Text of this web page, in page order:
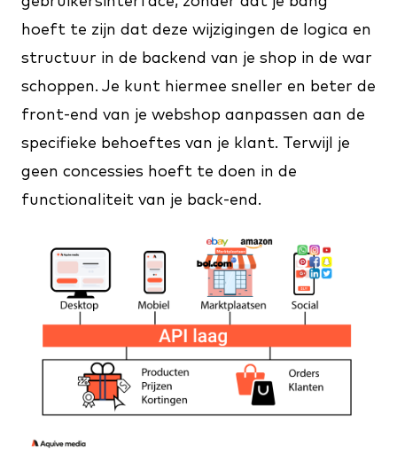
hoeft te zijn dat deze wijzigingen de logica en
structuur in de backend van je shop in de war
schoppen. Je kunt hiermee sneller en beter de
front-end van je webshop aanpassen aan de
specifieke behoeftes van je klant. Terwijl je
geen concessies hoeft te doen in de
functionaliteit van je back-end.